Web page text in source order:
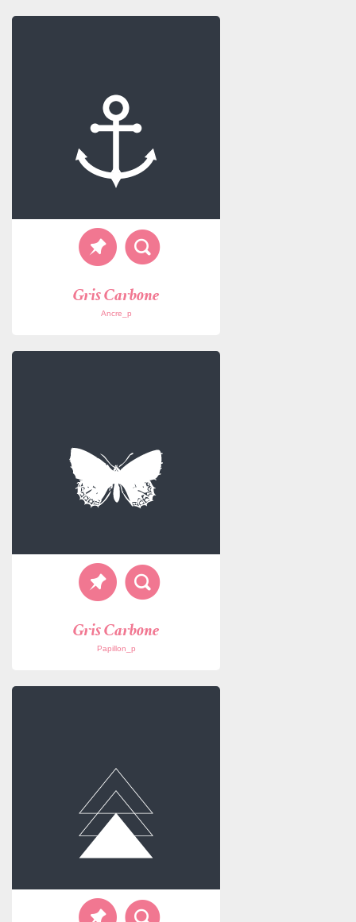
Gris Carbone
Ancre_p
Gris Carbone
Papillon_p